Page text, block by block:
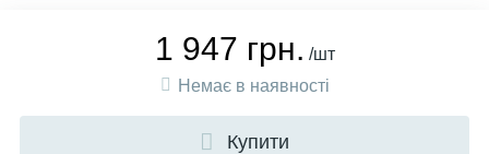
1 947 грн. /шт
Немає в наявності
Купити